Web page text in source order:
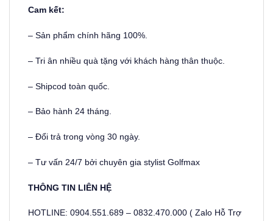
Cam kết:
– Sản phẩm chính hãng 100%.
– Tri ân nhiều quà tặng với khách hàng thân thuộc.
– Shipcod toàn quốc.
– Bảo hành 24 tháng.
– Đổi trả trong vòng 30 ngày.
– Tư vấn 24/7 bởi chuyên gia stylist Golfmax
THÔNG TIN LIÊN HỆ
HOTLINE: 0904.551.689 – 0832.470.000 ( Zalo Hỗ Trợ